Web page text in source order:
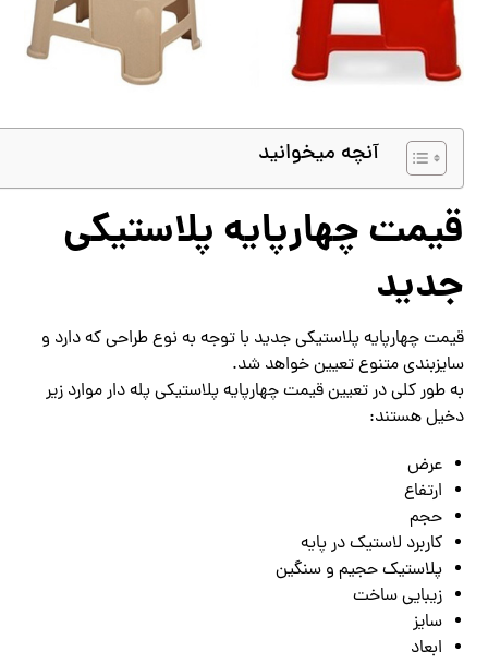
آنچه میخوانید
قیمت چهارپایه پلاستیکی
جدید
قیمت چهارپایه پلاستیکی جدید با توجه به نوع طراحی که دارد و
سایزبندی متنوع تعیین خواهد شد.
به طور کلی در تعیین قیمت چهارپایه پلاستیکی پله دار موارد زیر
دخیل هستند:
عرض
ارتفاع
حجم
کاربرد لاستیک در پایه
پلاستیک حجیم و سنگین
زیبایی ساخت
سایز
ابعاد